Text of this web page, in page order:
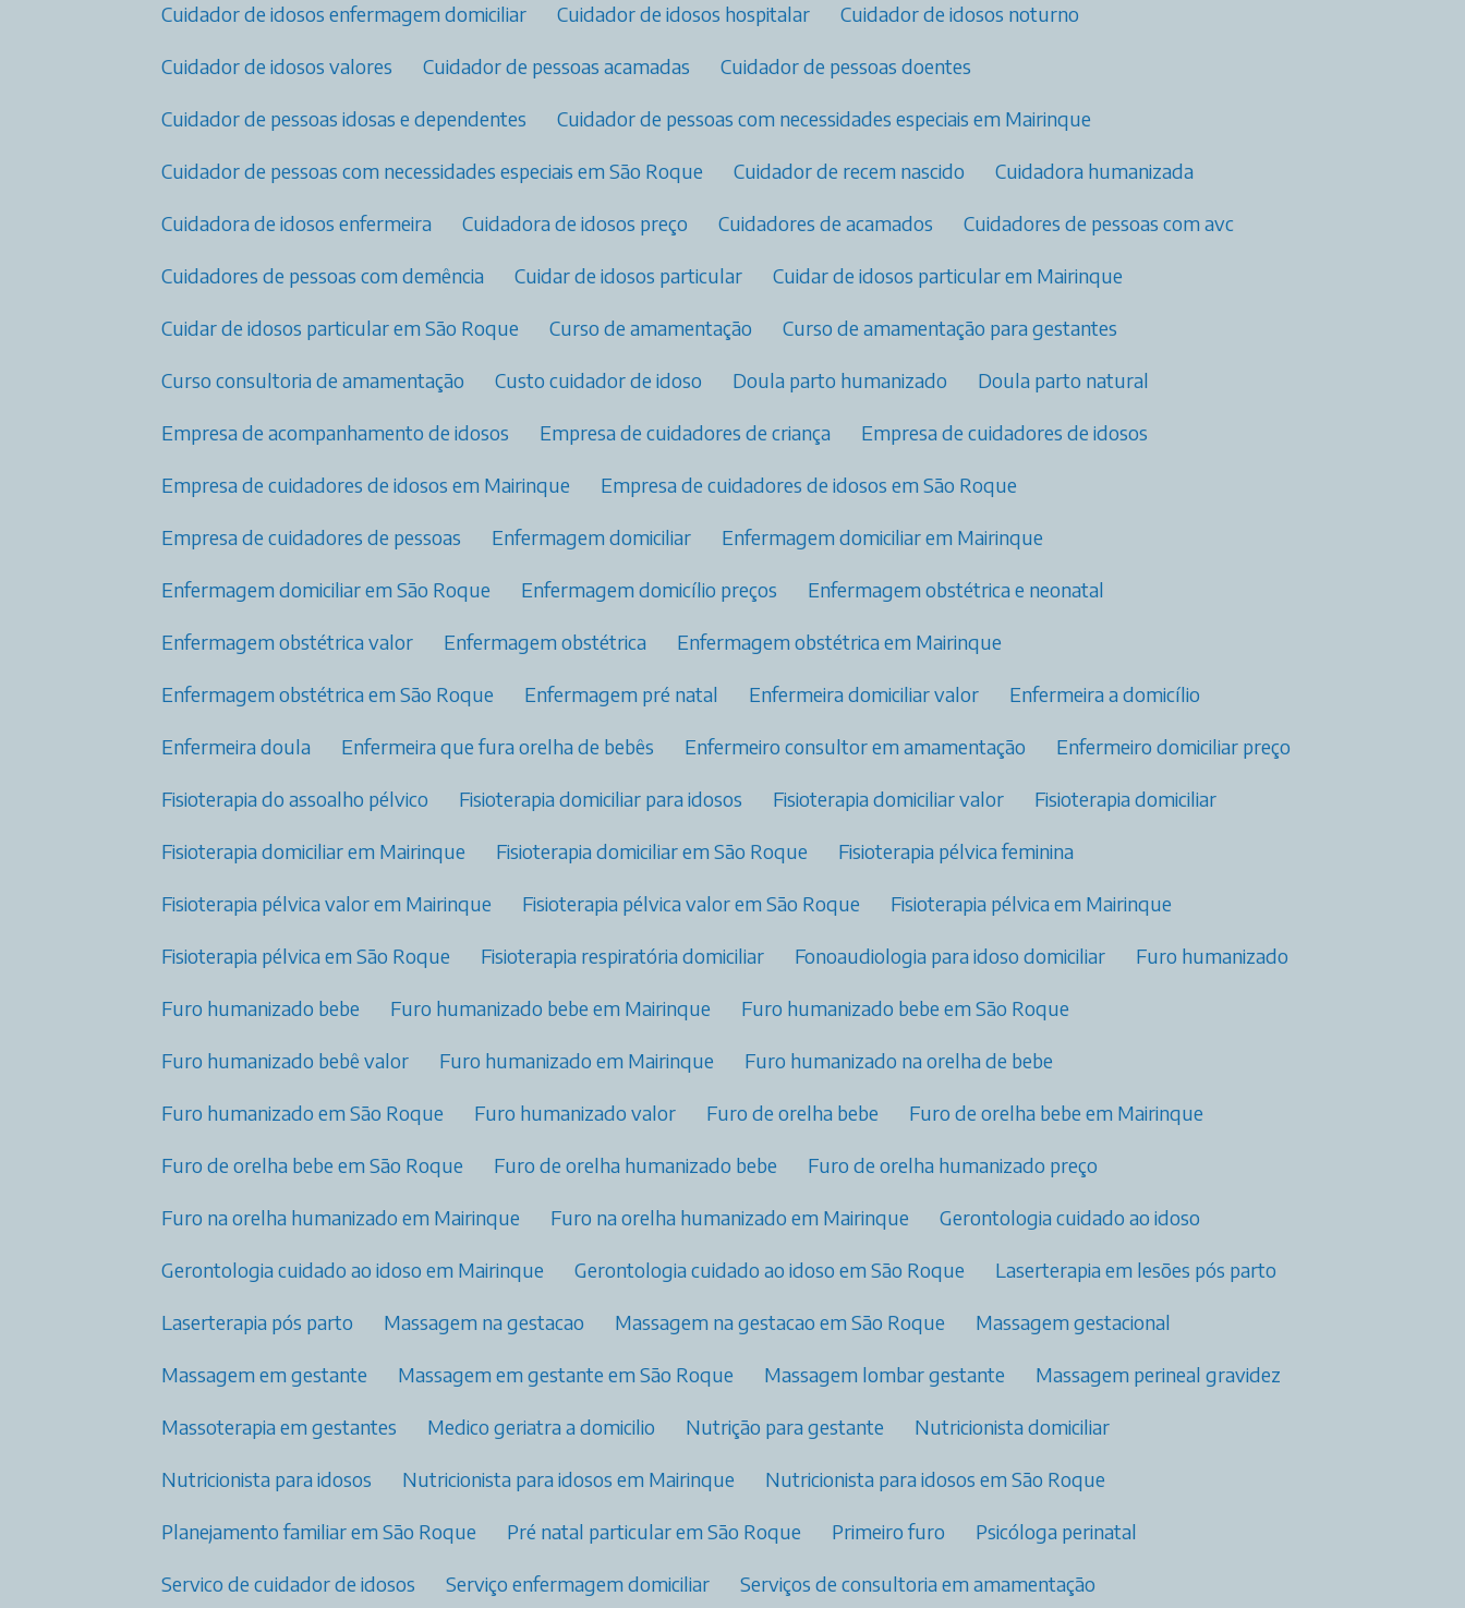
Cuidador de idosos enfermagem domiciliar Cuidador de idosos hospitalar Cuidador de idosos noturno
Cuidador de idosos valores Cuidador de pessoas acamadas Cuidador de pessoas doentes
Cuidador de pessoas idosas e dependentes Cuidador de pessoas com necessidades especiais em Mairinque
Cuidador de pessoas com necessidades especiais em São Roque Cuidador de recem nascido Cuidadora humanizada
Cuidadora de idosos enfermeira Cuidadora de idosos preço Cuidadores de acamados Cuidadores de pessoas com avc​
Cuidadores de pessoas com demência Cuidar de idosos particular Cuidar de idosos particular em Mairinque
Cuidar de idosos particular em São Roque Curso de amamentação Curso de amamentação para gestantes
Curso consultoria de amamentação Custo cuidador de idoso Doula parto humanizado Doula parto natural
Empresa de acompanhamento de idosos Empresa de cuidadores de criança Empresa de cuidadores de idosos
Empresa de cuidadores de idosos em Mairinque Empresa de cuidadores de idosos em São Roque
Empresa de cuidadores de pessoas Enfermagem domiciliar Enfermagem domiciliar em Mairinque
Enfermagem domiciliar em São Roque Enfermagem domicílio preços Enfermagem obstétrica e neonatal​
Enfermagem obstétrica valor​ Enfermagem obstétrica​ Enfermagem obstétrica​ em Mairinque
Enfermagem obstétrica​ em São Roque Enfermagem pré natal​ Enfermeira domiciliar valor Enfermeira a domicílio
Enfermeira doula Enfermeira que fura orelha de bebês Enfermeiro consultor em amamentação​ Enfermeiro domiciliar preço
Fisioterapia do assoalho pélvico​ Fisioterapia domiciliar para idosos Fisioterapia domiciliar valor Fisioterapia domiciliar​
Fisioterapia domiciliar​ em Mairinque Fisioterapia domiciliar​ em São Roque Fisioterapia pélvica feminina​
Fisioterapia pélvica valor​ em Mairinque Fisioterapia pélvica valor​ em São Roque Fisioterapia pélvica​ em Mairinque
Fisioterapia pélvica​ em São Roque Fisioterapia respiratória domiciliar Fonoaudiologia para idoso domiciliar Furo humanizado
Furo humanizado bebe Furo humanizado bebe em Mairinque Furo humanizado bebe em São Roque
Furo humanizado bebê valor Furo humanizado em Mairinque Furo humanizado na orelha de bebe​
Furo humanizado em São Roque Furo humanizado valor Furo de orelha bebe Furo de orelha bebe em Mairinque
Furo de orelha bebe em São Roque Furo de orelha humanizado bebe Furo de orelha humanizado preço
Furo na orelha humanizado​ em Mairinque Furo na orelha humanizado​ em Mairinque Gerontologia cuidado ao idoso
Gerontologia cuidado ao idoso em Mairinque Gerontologia cuidado ao idoso em São Roque Laserterapia em lesões pós parto​
Laserterapia pós parto​ Massagem na gestacao Massagem na gestacao em São Roque Massagem gestacional
Massagem em gestante Massagem em gestante em São Roque Massagem lombar gestante Massagem perineal gravidez
Massoterapia em gestantes Medico geriatra a domicilio​ Nutrição para gestante​ Nutricionista domiciliar
Nutricionista para idosos​ Nutricionista para idosos​ em Mairinque Nutricionista para idosos​ em São Roque
Planejamento familiar​ em São Roque Pré natal particular​ em São Roque Primeiro furo Psicóloga perinatal​
Servico de cuidador de idosos Serviço enfermagem domiciliar Serviços de consultoria em amamentação​